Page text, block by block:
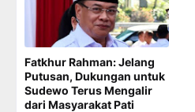
Fatkhur Rahman: Jelang
Putusan, Dukungan untuk
Sudewo Terus Mengalir
dari Masyarakat Pati